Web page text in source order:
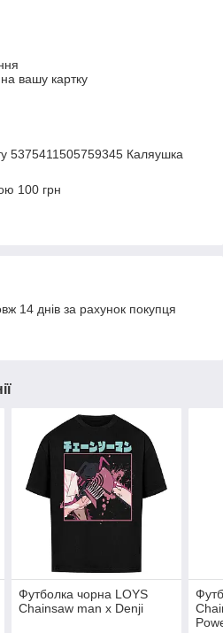
вашу картку
5375411505759345 Каляушка
100 грн
14 днів за рахунок покупця
Футболка чорна LOYS
Chainsaw man x Denji